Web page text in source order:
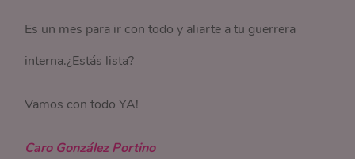
Es un mes para ir con todo y aliarte a tu guerrera
interna.¿Estás lista?
Vamos con todo YA!
Caro González Portino